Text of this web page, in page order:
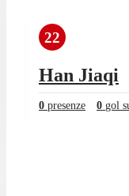
22
Han Jiaqi
0 presenze 0 gol